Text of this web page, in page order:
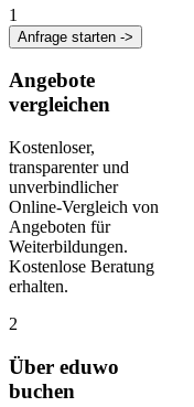
1
Anfrage starten ->
Angebote
vergleichen
Kostenloser,
transparenter und
unverbindlicher
Online-Vergleich von
Angeboten für
Weiterbildungen.
Kostenlose Beratung
erhalten.
2
Über eduwo
buchen